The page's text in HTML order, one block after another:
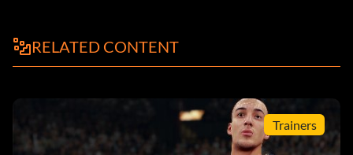
RELATED CONTENT
Trainers